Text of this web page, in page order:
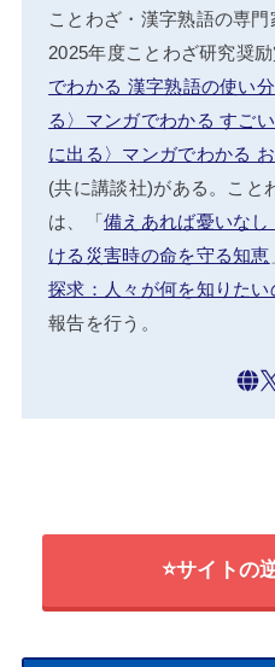
ことわざ・漢字熟語の専門
2025年度ことわざ研究奨
でわかる 漢字熟語の使い
る〉マンガでわかる すご
に出る〉マンガでわかる
(共に講談社)がある。こと
は、「備えあれば憂いな
ける災害時の命を守る知恵
探求：人々が何を知りたい
報告を行う。
⭐サイトの